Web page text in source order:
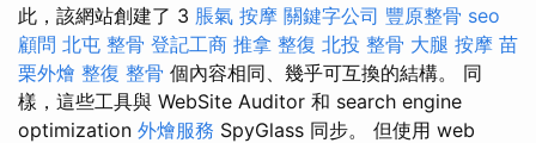
此，該網站創建了 3 脹氣 按摩 關鍵字公司 豐原整骨 seo
顧問 北屯 整骨 登記工商 推拿 整復 北投 整骨 大腿 按摩 苗
栗外燴 整復 整骨 個內容相同、幾乎可互換的結構。 同
樣，這些工具與 WebSite Auditor 和 search engine
optimization 外燴服務 SpyGlass 同步。 但使用 web